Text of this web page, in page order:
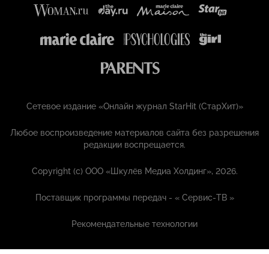
Сетевое издание «Онлайн журнал StarHit (СтарХит)»
Любое воспроизведение материалов сайта без разрешения
редакции воспрещается.
Copyright (с) ООО «Шкулёв Медиа Холдинг», 2026.
Поставщик программы передач - «Сервис-ТВ »
Рекомендательные технологии